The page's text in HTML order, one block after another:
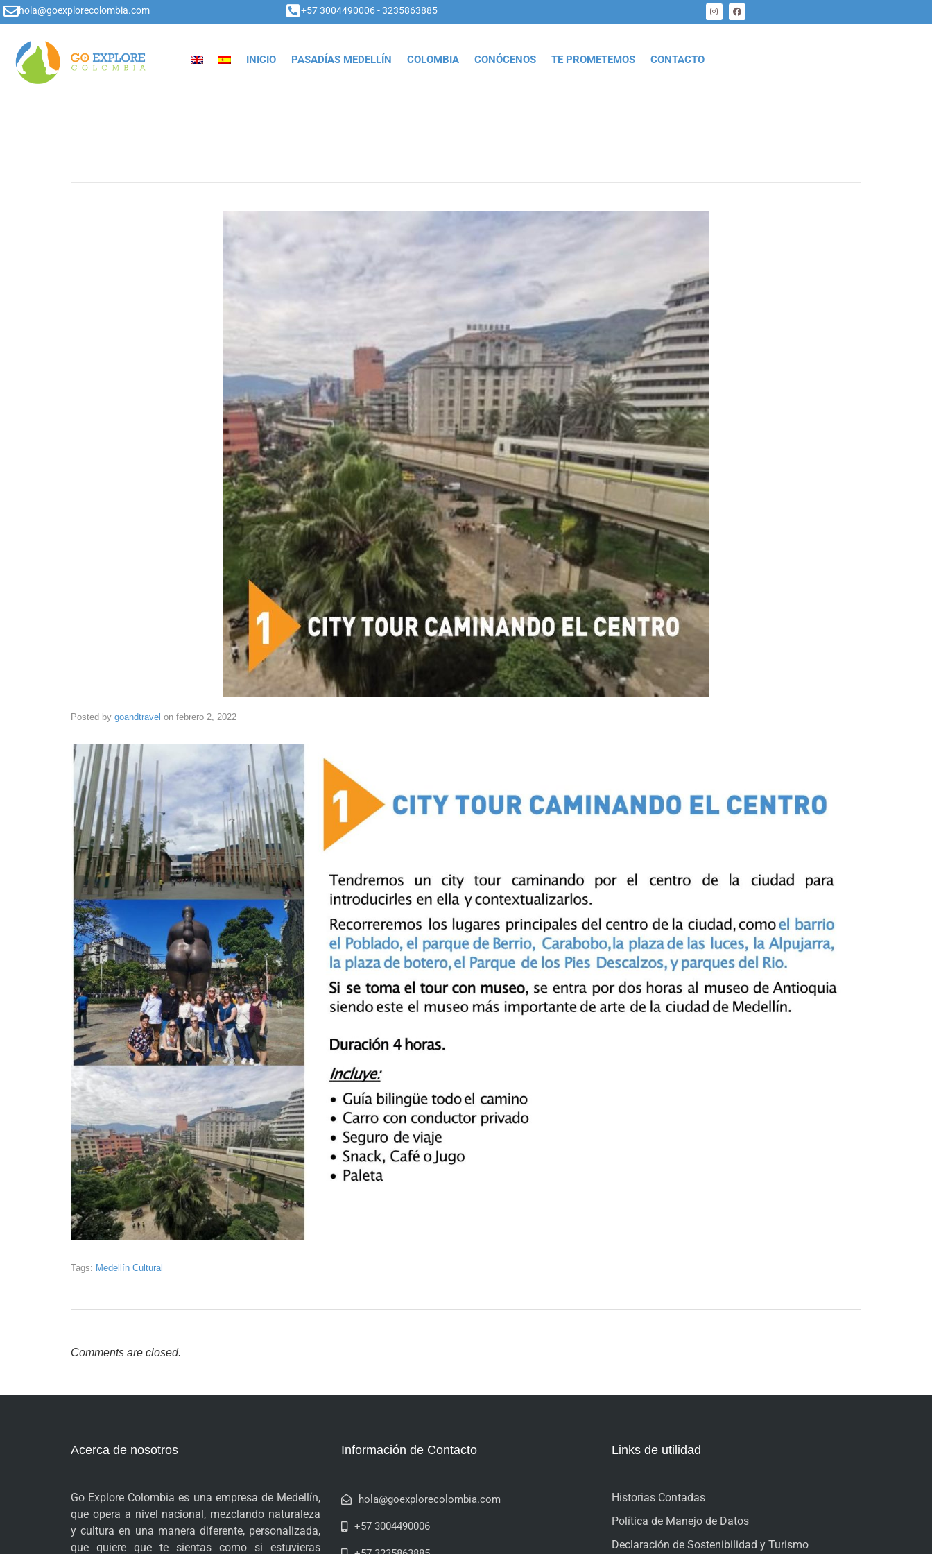
hola@goexplorecolombia.com +57 3004490006 - 3235863885
INICIO PASADÍAS MEDELLÍN COLOMBIA CONÓCENOS TE PROMETEMOS CONTACTO
Posted by goandtravel on febrero 2, 2022
Tags: Medellín Cultural
Comments are closed.
Acerca de nosotros
Go Explore Colombia es una empresa de Medellín,
que opera a nivel nacional, mezclando naturaleza
y cultura en una manera diferente, personalizada,
que quiere que te sientas como si estuvieras
Información de Contacto
hola@goexplorecolombia.com
+57 3004490006
Links de utilidad
Historias Contadas
Política de Manejo de Datos
Declaración de Sostenibilidad y Turismo